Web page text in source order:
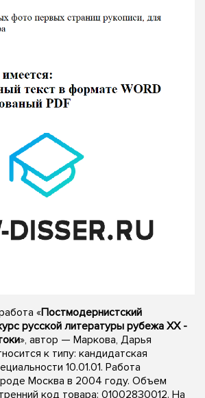
«Постмодернистский
русской литературы рубежа XX -
», автор — Маркова, Дарья
к типу: кандидатская
10.01.01. Работа
Москва в 2004 году. Объем
код товара: 01002830012. На